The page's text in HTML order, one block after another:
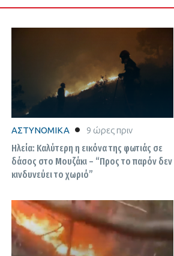
ΑΣΤΥΝΟΜΙΚΑ 9 ώρες πριν
Ηλεία: Καλύτερη η εικόνα της φωτιάς σε
δάσος στο Μουζάκι – “Προς το παρόν δεν
κινδυνεύει το χωριό”